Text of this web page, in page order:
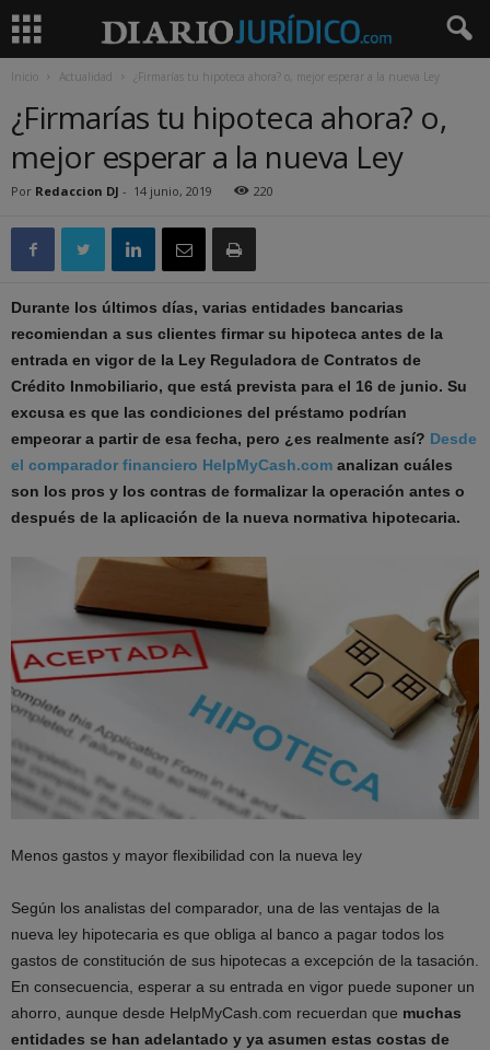
Inicio Actualidad ¿Firmarías tu hipoteca ahora? o, mejor esperar a la nueva Ley
¿Firmarías tu hipoteca ahora? o,
mejor esperar a la nueva Ley
Por Redaccion DJ - 14 junio, 2019 220
Durante los últimos días, varias entidades bancarias
recomiendan a sus clientes firmar su hipoteca antes de la
entrada en vigor de la Ley Reguladora de Contratos de
Crédito Inmobiliario, que está prevista para el 16 de junio. Su
excusa es que las condiciones del préstamo podrían
empeorar a partir de esa fecha, pero ¿es realmente así? Desde
el comparador financiero HelpMyCash.com analizan cuáles
son los pros y los contras de formalizar la operación antes o
después de la aplicación de la nueva normativa hipotecaria.
Menos gastos y mayor flexibilidad con la nueva ley
Según los analistas del comparador, una de las ventajas de la
nueva ley hipotecaria es que obliga al banco a pagar todos los
gastos de constitución de sus hipotecas a excepción de la tasación.
En consecuencia, esperar a su entrada en vigor puede suponer un
ahorro, aunque desde HelpMyCash.com recuerdan que muchas
entidades se han adelantado y ya asumen estas costas de